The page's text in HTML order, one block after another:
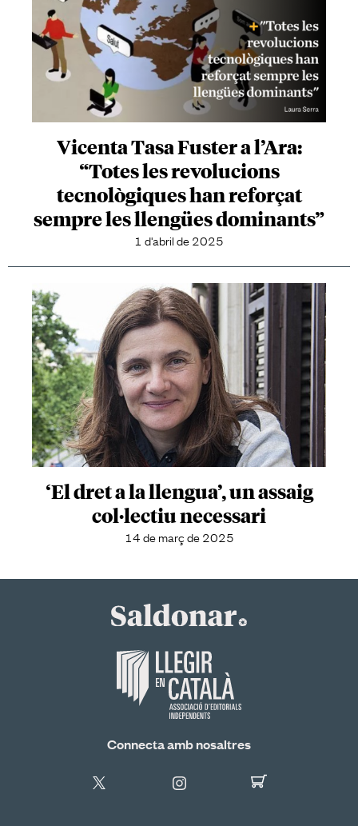
Vicenta Tasa Fuster a l’Ara:
“Totes les revolucions
tecnològiques han reforçat
sempre les llengües dominants”
1 d'abril de 2025
‘El dret a la llengua’, un assaig
col·lectiu necessari
14 de març de 2025
Connecta amb nosaltres